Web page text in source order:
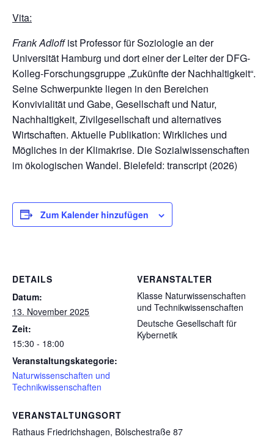
Vita:
Frank Adloffist Professor für Soziologie an der
Universität Hamburg und dort einer der Leiter der DFG-
Kolleg-Forschungsgruppe „Zukünfte der Nachhaltigkeit“.
Seine Schwerpunkte liegen in den Bereichen
Konvivialität und Gabe, Gesellschaft und Natur,
Nachhaltigkeit, Zivilgesellschaft und alternatives
Wirtschaften. Aktuelle Publikation: Wirkliches und
Mögliches in der Klimakrise. Die Sozialwissenschaften
im ökologischen Wandel. Bielefeld: transcript (2026)
Zum Kalender hinzufügen
DETAILS
Datum:
13. November 2025
Zeit:
15:30 - 18:00
Veranstaltungskategorie:
Naturwissenschaften und
Technikwissenschaften
VERANSTALTUNGSORT
Rathaus Friedrichshagen, Bölschestraße 87
VERANSTALTER
Klasse Naturwissenschaften
und Technikwissenschaften
Deutsche Gesellschaft für
Kybernetik